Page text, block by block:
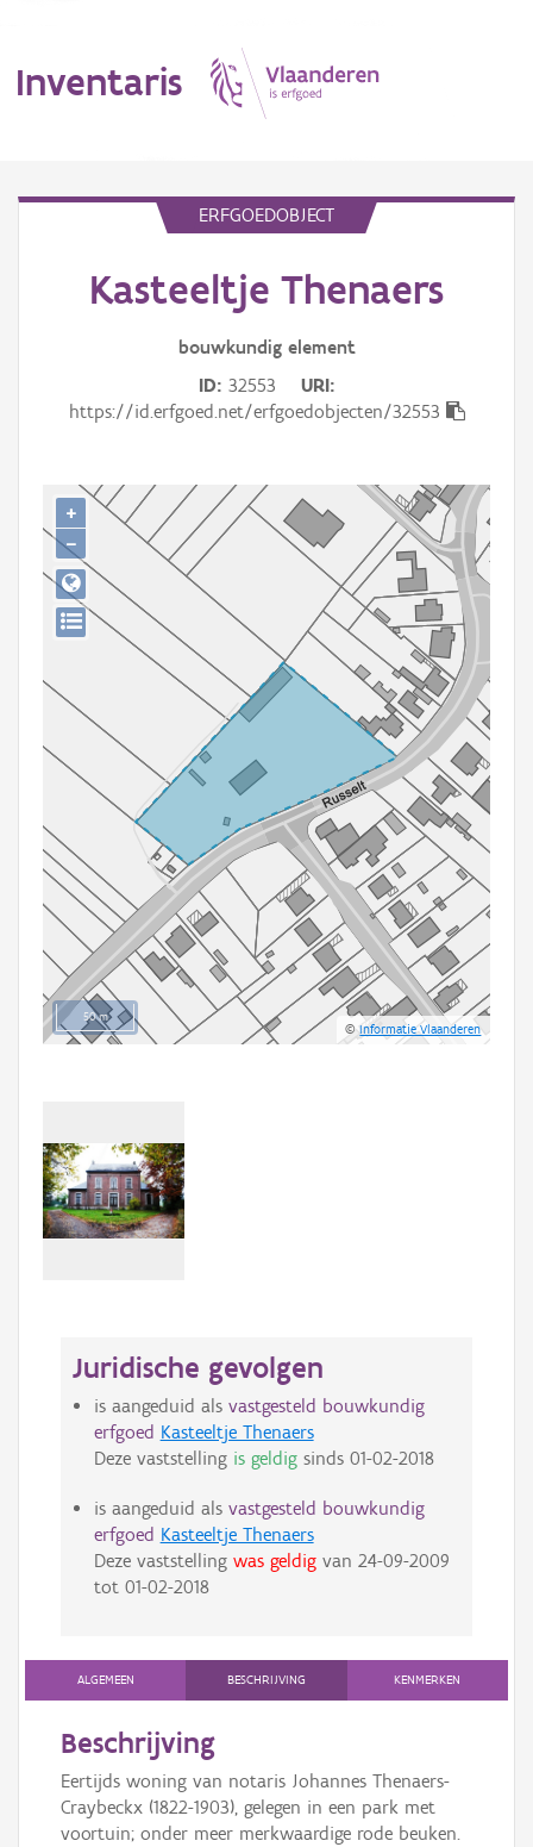
Inventaris
Erfgoedobject
Gebeurtenis
Persoon of collectief
Downloads
Aanmelden
ERFGOEDOBJECT
Kasteeltje Thenaers
bouwkundig element
ID 32553
URI
https://id.erfgoed.net/erfgoedobjecten/32553
50 m
©Informatie Vlaanderen
+
−
Juridische gevolgen
is aangeduid als vastgesteld bouwkundig
erfgoed Kasteeltje Thenaers
Deze vaststelling is geldigsinds 01-02-2018
is aangeduid als vastgesteld bouwkundig
erfgoed Kasteeltje Thenaers
Deze vaststelling was geldigvan 24-09-2009
tot 01-02-2018
ALGEMEEN BESCHRIJVING KENMERKEN
Beschrijving
Eertijds woning van notaris Johannes Thenaers-
Craybeckx (1822-1903), gelegen in een park met
voortuin; onder meer merkwaardige rode beuken.